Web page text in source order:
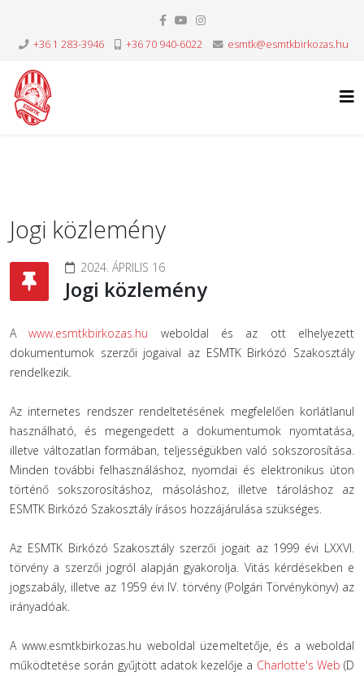
+36 1 283-3946 +36 70 940-6022 esmtk@esmtkbirkozas.hu
Jogi közlemény
2024. ÁPRILIS 16
Jogi közlemény
Awww.esmtkbirkozas.hu weboldal és az ott elhelyezett
dokumentumok szerzői jogaival az ESMTK Birkózó Szakosztály
rendelkezik.
Az internetes rendszer rendeltetésének megfelelően korlátlanul
használható, és megengedett a dokumentumok nyomtatása,
illetve változatlan formában, teljességükben való sokszorosítása.
Minden további felhasználáshoz, nyomdai és elektronikus úton
történő sokszorosításhoz, másoláshoz, illetve tároláshoz az
ESMTK Birkózó Szakosztály írásos hozzájárulása szükséges.
Az ESMTK Birkózó Szakosztály szerzői jogait az 1999 évi LXXVI.
törvény a szerzői jogról alapján gyakorolja. Vitás kérdésekben e
jogszabály, illetve az 1959 évi IV. törvény (Polgári Törvénykönyv) az
irányadóak.
A www.esmtkbirkozas.hu weboldal üzemeltetője, és a weboldal
működtetése során gyűjtött adatok kezelője a Charlotte's Web (D